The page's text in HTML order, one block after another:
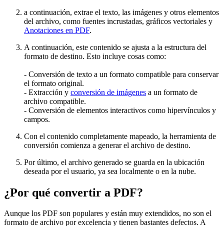
a continuación, extrae el texto, las imágenes y otros elementos
del archivo, como fuentes incrustadas, gráficos vectoriales y
Anotaciones en PDF.
A continuación, este contenido se ajusta a la estructura del
formato de destino. Esto incluye cosas como:
- Conversión de texto a un formato compatible para conservar
el formato original.
- Extracción y conversión de imágenes a un formato de
archivo compatible.
- Conversión de elementos interactivos como hipervínculos y
campos.
Con el contenido completamente mapeado, la herramienta de
conversión comienza a generar el archivo de destino.
Por último, el archivo generado se guarda en la ubicación
deseada por el usuario, ya sea localmente o en la nube.
¿Por qué convertir a PDF?
Aunque los PDF son populares y están muy extendidos, no son el
formato de archivo por excelencia y tienen bastantes defectos. A